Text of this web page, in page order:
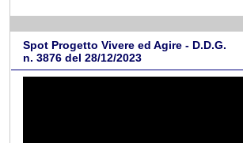
Spot Progetto Vivere ed Agire - D.D.G.
n. 3876 del 28/12/2023